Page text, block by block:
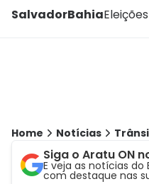
SalvadorBahia
Home Notícias
Siga o Aratu ON
E veja as notícias do
com destaque nas